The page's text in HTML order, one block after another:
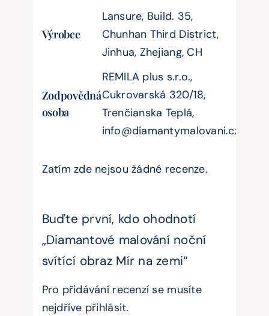
Výrobce
Lansure, Build. 35,
Chunhan Third District,
Jinhua, Zhejiang, CH
Zodpovědná
osoba
REMILA plus s.r.o.,
Cukrovarská 320/18,
Trenčianska Teplá,
info@diamantymalovani.cz
Zatím zde nejsou žádné recenze.
Buďte první, kdo ohodnotí
„Diamantové malování noční
svítící obraz Mír na zemi“
Pro přidávání recenzí se musíte
nejdříve přihlásit.